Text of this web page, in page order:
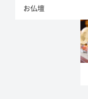
お仏壇